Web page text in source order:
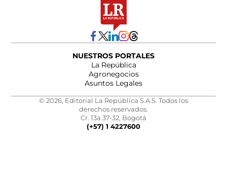
NUESTROS PORTALES
La República
Agronegocios
Asuntos Legales
© 2026, Editorial La República S.A.S. Todos los
derechos reservados.
Cr. 13a 37-32, Bogotá
(+57) 1 4227600